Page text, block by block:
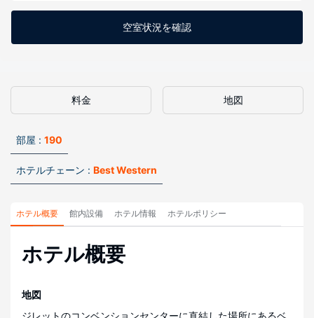
空室状況を確認
料金 地図
部屋 : 190
ホテルチェーン : Best Western
ホテル概要 館内設備 ホテル情報 ホテルポリシー
ホテル概要
地図
ジレットのコンベンションセンターに直結した場所にあるベ